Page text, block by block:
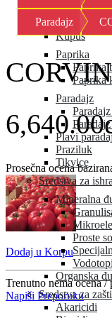
Kornison
Krastavac
Kupus
Paprika
Paprika
Paprika
Paradajz
Plavi
Praziluk
Tikvice
Sredstva za
Mineralna
Proste
Organska
Sredstva za
Akaricidi
Paradajz
Prosečna ocena
Dodaj u Korpu
Trenutno nema ocena
Napiši Preporuku